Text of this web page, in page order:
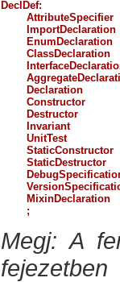
DeclDef:
Megj: A